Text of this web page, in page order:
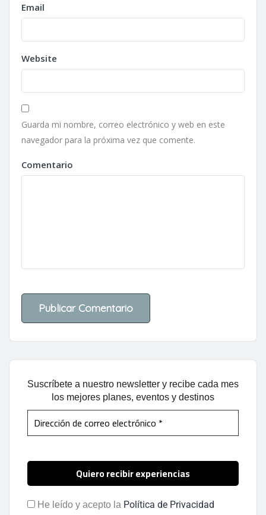
Email
Website
Guarda mi nombre, correo electrónico y web en este
navegador para la próxima vez que comente.
Comentario
Suscríbete a nuestro newsletter y recibe cada mes
los mejores planes, eventos y destinos
He leído y acepto la Política de Privacidad